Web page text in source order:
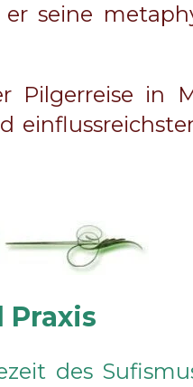
seine
Pilgerreise in
Praxis
des